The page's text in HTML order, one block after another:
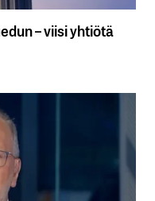
– viisi yhtiötä